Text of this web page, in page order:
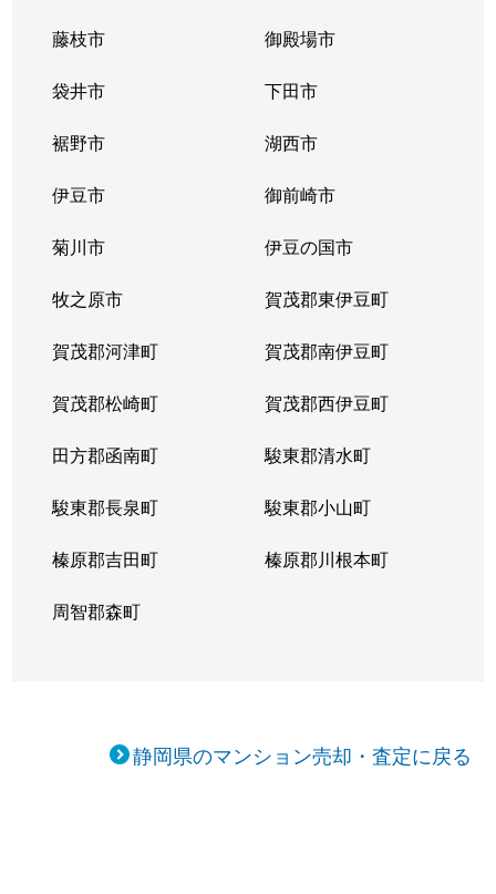
藤枝市 御殿場市
袋井市 下田市
裾野市 湖西市
伊豆市 御前崎市
菊川市 伊豆の国市
牧之原市 賀茂郡東伊豆町
賀茂郡河津町 賀茂郡南伊豆町
賀茂郡松崎町 賀茂郡西伊豆町
田方郡函南町 駿東郡清水町
駿東郡長泉町 駿東郡小山町
榛原郡吉田町 榛原郡川根本町
周智郡森町
静岡県のマンション売却・査定に戻る